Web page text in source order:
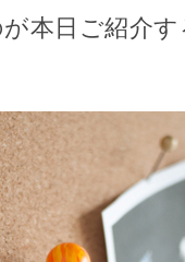
本日ご紹介